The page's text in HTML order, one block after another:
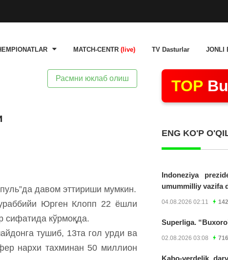
MATCH-CENTR (live) TV Dasturlar JONLI
Расмни юклаб олиш
давом эттириши мумкин.
Юрген Клопп 22 ёшли
сифатида кўрмоқда.
тушиб, 13та гол урди ва
нархи тахминан 50 миллион
TOP
ENG KO'P
Indoneziya
umummilliy vazifa
04.08.2026 02:11
Superliga.
02.08.2026 03:08
Kabo-verdelik